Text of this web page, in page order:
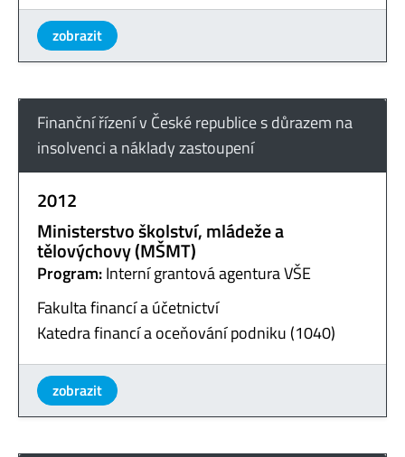
zobrazit
Finanční řízení v České republice s důrazem na
insolvenci a náklady zastoupení
2012
Ministerstvo školství, mládeže a
tělovýchovy (MŠMT)
Program:Interní grantová agentura VŠE
Fakulta financí a účetnictví
Katedra financí a oceňování podniku (1040)
zobrazit